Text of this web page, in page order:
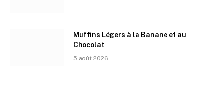
Muffins Légers à la Banane et au
Chocolat
5 août 2026